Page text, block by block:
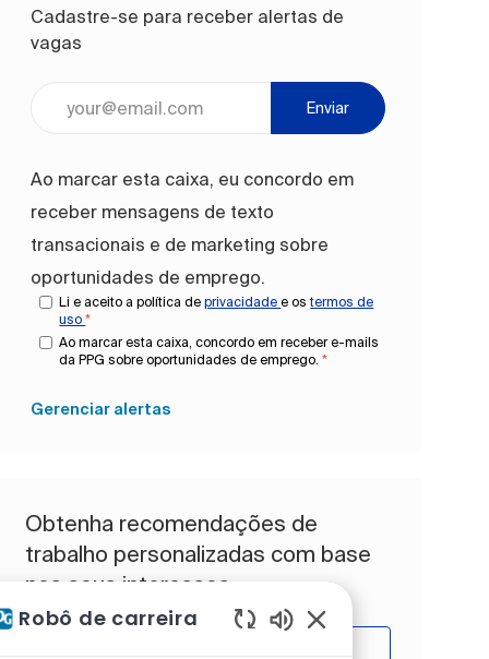
Cadastre-se para receber alertas de
vagas
Ao marcar esta caixa, eu concordo em
receber mensagens de texto
transacionais e de marketing sobre
oportunidades de emprego.
Li e aceito a política deprivacidadee ostermos de
uso*
Ao marcar esta caixa, concordo em receber e-mails
da PPG sobre oportunidades de emprego. *
Enviar
Gerenciar alertas
Obtenha recomendações de
trabalho personalizadas com base
nos seus interesses.
Robô de carreira